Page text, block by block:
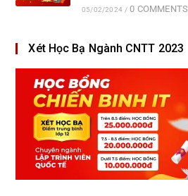
05/02/2024 / 0 COMMENTS
Xét Học Bạ Ngành CNTT 2023